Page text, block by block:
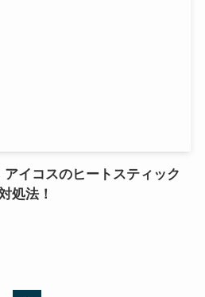
アイコスのヒートスティック
処法！